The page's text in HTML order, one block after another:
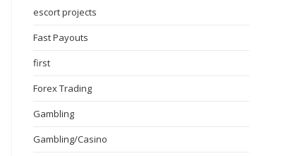
escort projects
Fast Payouts
first
Forex Trading
Gambling
Gambling/Casino